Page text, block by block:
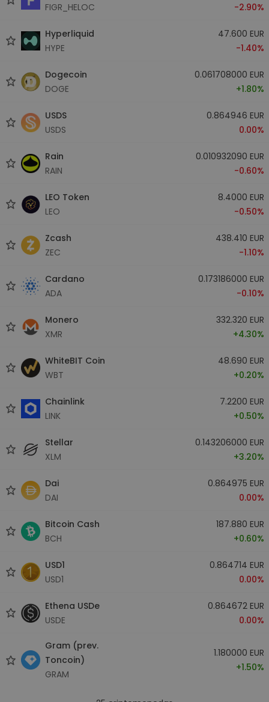
FIGR_HELOC
-2.90%
Hyperliquid
HYPE
47.600 EUR
-1.40%
Dogecoin
DOGE
0.061708000 EUR
+1.80%
USDS
USDS
0.864946 EUR
0.00%
Rain
RAIN
0.010932090 EUR
-0.60%
LEO Token
LEO
8.4000 EUR
-0.50%
Zcash
ZEC
438.410 EUR
-1.10%
Cardano
ADA
0.173186000 EUR
-0.10%
Monero
XMR
332.320 EUR
+4.30%
WhiteBIT Coin
WBT
48.690 EUR
+0.20%
Chainlink
LINK
7.2200 EUR
+0.50%
Stellar
XLM
0.143206000 EUR
+3.20%
Dai
DAI
0.864975 EUR
0.00%
Bitcoin Cash
BCH
187.880 EUR
+0.60%
USD1
USD1
0.864714 EUR
0.00%
Ethena USDe
USDE
0.864672 EUR
0.00%
Gram (prev.
Toncoin)
GRAM
1.180000 EUR
+1.50%